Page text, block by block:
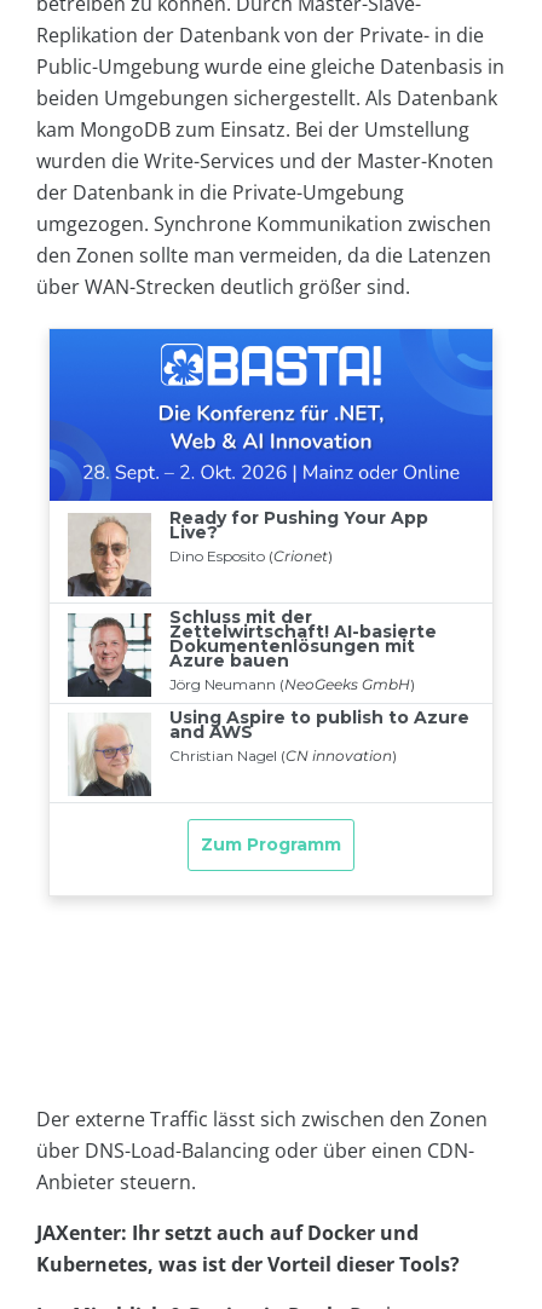
Replikation der Datenbank von der Private- in die
Public-Umgebung wurde eine gleiche Datenbasis in
beiden Umgebungen sichergestellt. Als Datenbank
kam MongoDB zum Einsatz. Bei der Umstellung
wurden die Write-Services und der Master-Knoten
der Datenbank in die Private-Umgebung
umgezogen. Synchrone Kommunikation zwischen
den Zonen sollte man vermeiden, da die Latenzen
über WAN-Strecken deutlich größer sind.
Der externe Traffic lässt sich zwischen den Zonen
über DNS-Load-Balancing oder über einen CDN-
Anbieter steuern.
JAXenter: Ihr setzt auch auf Docker und
Kubernetes, was ist der Vorteil dieser Tools?